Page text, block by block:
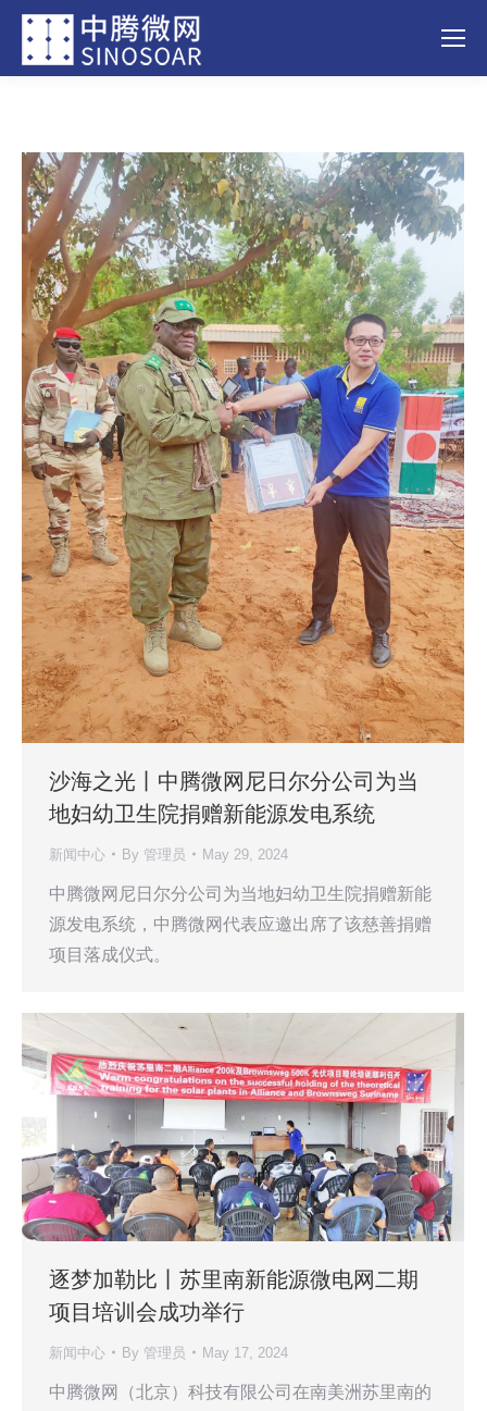
沙海之光丨中腾微网尼日尔分公司为当
地妇幼卫生院捐赠新能源发电系统
新闻中心 By 管理员 May 29, 2024
中腾微网尼日尔分公司为当地妇幼卫生院捐赠新能
源发电系统，中腾微网代表应邀出席了该慈善捐赠
项目落成仪式。
逐梦加勒比丨苏里南新能源微电网二期
项目培训会成功举行
新闻中心 By 管理员 May 17, 2024
中腾微网（北京）科技有限公司在南美洲苏里南的